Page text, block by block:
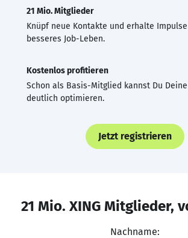
21 Mio. Mitglieder
Knüpf neue Kontakte und erhalte
besseres Job-Leben.
Kostenlos profitieren
Schon als Basis-Mitglied kannst Du Deine
deutlich optimieren.
Jetzt registrieren
21 Mio. XING Mitglieder,
Nachname: